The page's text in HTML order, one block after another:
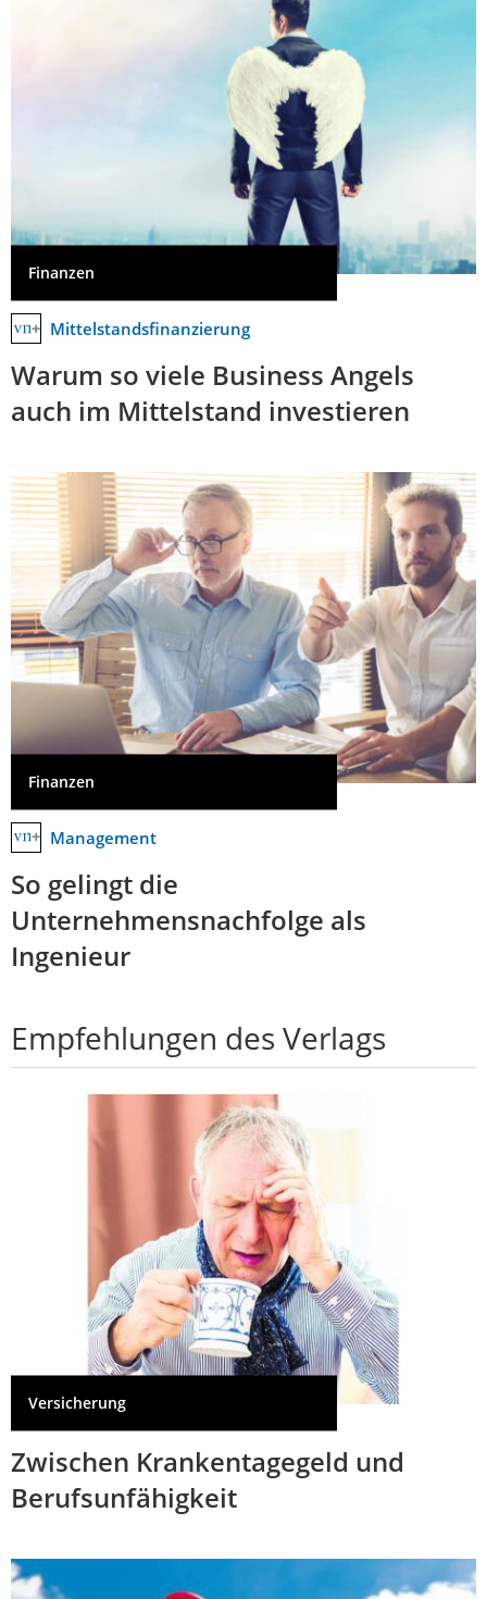
Finanzen
Mittelstandsfinanzierung
Warum so viele Business Angels
auch im Mittelstand investieren
Finanzen
Management
So gelingt die
Unternehmensnachfolge als
Ingenieur
Empfehlungen des Verlags
Versicherung
Zwischen Krankentagegeld und
Berufsunfähigkeit